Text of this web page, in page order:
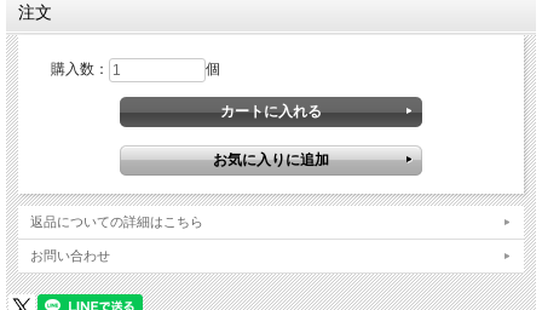
注文
購入数： 個
返品についての詳細はこちら
お問い合わせ